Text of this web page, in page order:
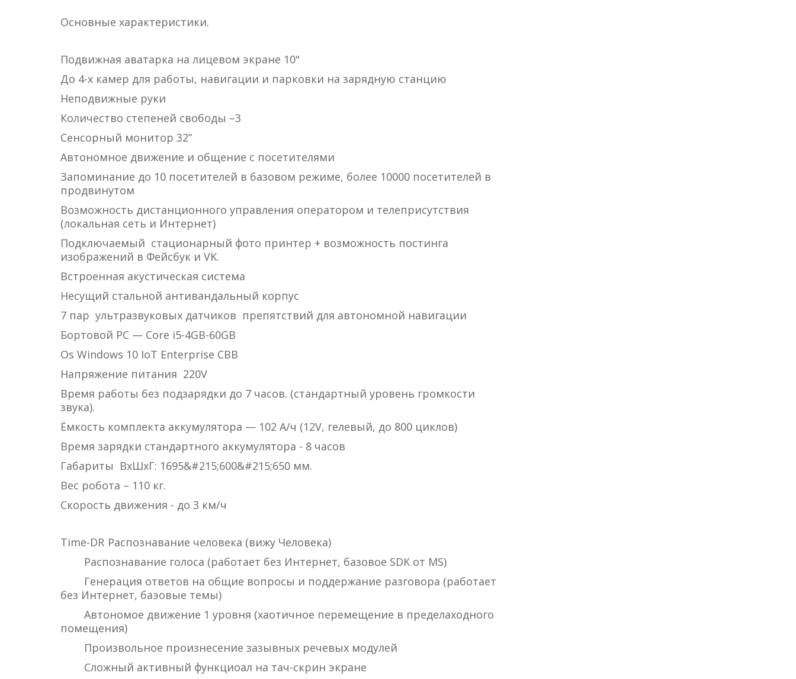
Основные характеристики.
Подвижная аватарка на лицевом экране 10"
До 4-х камер для работы, навигации и парковки на зарядную станцию
Неподвижные руки
Количество степеней свободы –3
Сенсорный монитор 32”
Автономное движение и общение с посетителями
Запоминание до 10 посетителей в базовом режиме, более 10000 посетителей в
продвинутом
Возможность дистанционного управления оператором и телеприсутствия
(локальная сеть и Интернет)
Подключаемый стационарный фото принтер + возможность постинга
изображений в Фейсбук и VK.
Встроенная акустическая система
Несущий стальной антивандальный корпус
7 пар ультразвуковых датчиков препятствий для автономной навигации
Бортовой PC — Core i5-4GB-60GB
Os Windows 10 IoT Enterprise CBB
Напряжение питания 220V
Время работы без подзарядки до 7 часов. (стандартный уровень громкости
звука).
Ёмкость комплекта аккумулятора — 102 А/ч (12V, гелевый, до 800 циклов)
Время зарядки стандартного аккумулятора - 8 часов
Габариты ВхШхГ: 1695&#215;600&#215;650 мм.
Вес робота – 110 кг.
Скорость движения - до 3 км/ч
Time-DR Распознавание человека (вижу Человека)
Распознавание голоса (работает без Интернет, базовое SDK от MS)
Генерация ответов на общие вопросы и поддержание разговора (работает
без Интернет, баэовые темы)
Автономое движение 1 уровня (хаотичное перемещение в пределаходного
помещения)
Произвольное произнесение зазывных речевых модулей
Сложный активный функциоал на тач-скрин экране